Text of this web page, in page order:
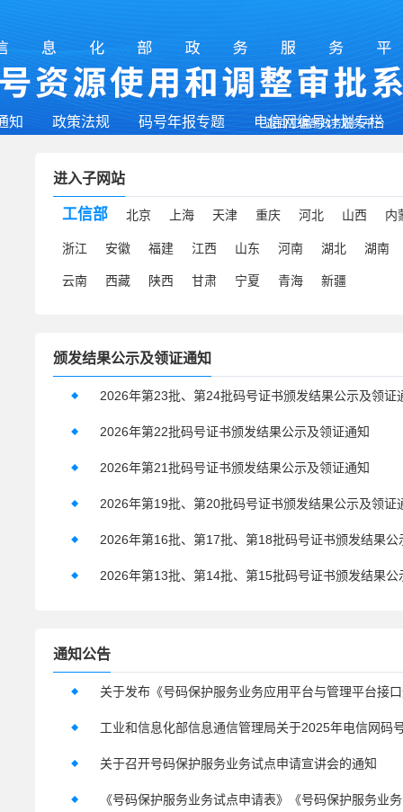
知 政策法规 码号年报专题 电信网编号计划专栏
返回工信部政务服务平台
进入子网站
工信部 北京 上海 天津 重庆 河北 山西 内
浙江 安徽 福建 江西 山东 河南 湖北 湖南
云南 西藏 陕西 甘肃 宁夏 青海 新疆
颁发结果公示及领证通知
2026年第23批、第24批码号证书颁发结果公示及领证
2026年第22批码号证书颁发结果公示及领证通知
2026年第21批码号证书颁发结果公示及领证通知
2026年第19批、第20批码号证书颁发结果公示及领证
通知公告
关于召开号码保护服务业务试点申请宣讲会的通知